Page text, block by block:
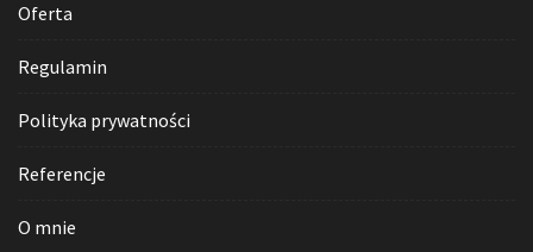
Oferta
Regulamin
Polityka prywatności
Referencje
O mnie